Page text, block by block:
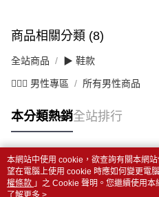
商品相關分類 (8)
全站商品 ▶ 鞋款
💁🏻‍♂️ 男性專區 所有男性商品
本分類熱銷全站排行
熱門標籤
本網站中使用 cookie，欲查詢有關本網
望在電腦上使用 cookie 時應如何變更電
權條款 」之 Cookie 聲明。您繼續使用
用條款之 Cookie 聲明使用 cookie。
了解更多 >